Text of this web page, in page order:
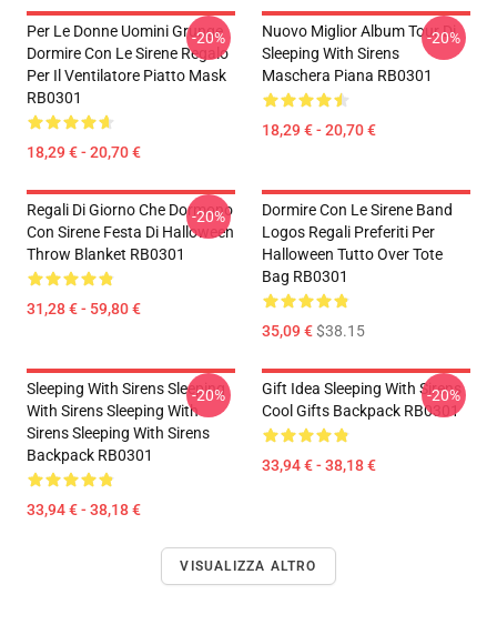
Per Le Donne Uomini Grunge
Dormire Con Le Sirene Regalo
Per Il Ventilatore Piatto Mask
RB0301
18,29 € - 20,70 €
-20%
Nuovo Miglior Album Tour Di
Sleeping With Sirens
Maschera Piana RB0301
18,29 € - 20,70 €
-20%
Regali Di Giorno Che Dormono
Con Sirene Festa Di Halloween
Throw Blanket RB0301
31,28 € - 59,80 €
-20%
Dormire Con Le Sirene Band
Logos Regali Preferiti Per
Halloween Tutto Over Tote
Bag RB0301
35,09 €$38.15
Sleeping With Sirens Sleeping
With Sirens Sleeping With
Sirens Sleeping With Sirens
Backpack RB0301
33,94 € - 38,18 €
-20%
Gift Idea Sleeping With Sirens
Cool Gifts Backpack RB0301
33,94 € - 38,18 €
-20%
VISUALIZZA ALTRO